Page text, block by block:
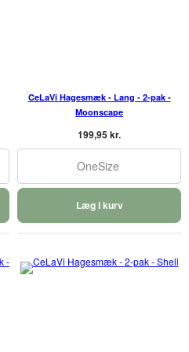
CeLaVi Hagesmæk - Lang - 2-pak -
Moonscape
199,95 kr.
OneSize
Læg i kurv